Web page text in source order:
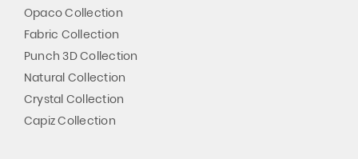
Opaco Collection
Fabric Collection
Punch 3D Collection
Natural Collection
Crystal Collection
Capiz Collection